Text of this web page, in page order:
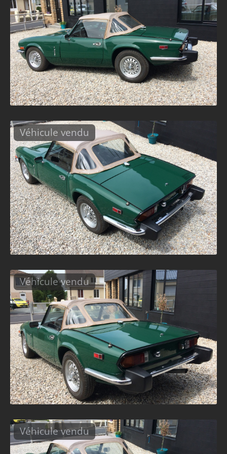
Véhicule vendu
Véhicule vendu
Véhicule vendu